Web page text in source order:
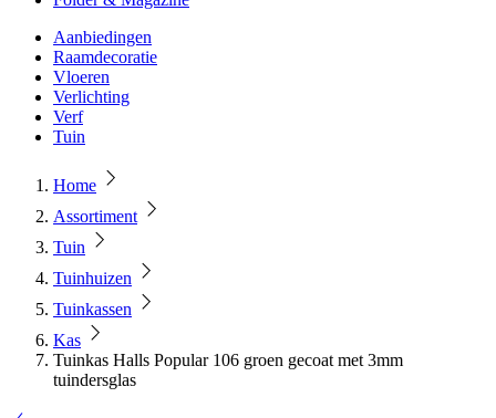
Aanbiedingen
Raamdecoratie
Vloeren
Verlichting
Verf
Tuin
Home
Assortiment
Tuin
Tuinhuizen
Tuinkassen
Kas
Tuinkas Halls Popular 106 groen gecoat met 3mm
tuindersglas